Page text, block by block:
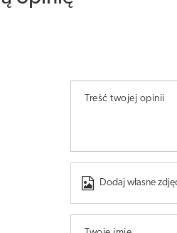
Treść twojej opinii
Dodaj własne